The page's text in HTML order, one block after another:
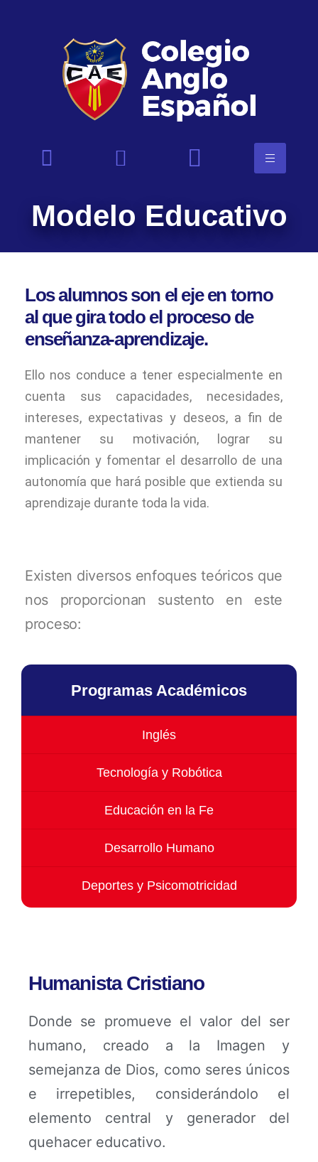
Modelo Educativo
Los alumnos son el eje en torno
al que gira todo el proceso de
enseñanza-aprendizaje.
Ello nos conduce a tener especialmente en
cuenta sus capacidades, necesidades,
intereses, expectativas y deseos, a fin de
mantener su motivación, lograr su
implicación y fomentar el desarrollo de una
autonomía que hará posible que extienda su
aprendizaje durante toda la vida.
Existen diversos enfoques teóricos que
nos proporcionan sustento en este
proceso:
Programas Académicos
Inglés
Tecnología y Robótica
Educación en la Fe
Desarrollo Humano
Deportes y Psicomotricidad
Humanista Cristiano
Donde se promueve el valor del ser
humano, creado a la Imagen y
semejanza de Dios, como seres únicos
e irrepetibles, considerándolo el
elemento central y generador del
quehacer educativo.